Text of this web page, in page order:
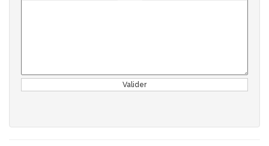
Valider